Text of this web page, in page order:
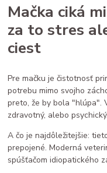
Saccharomyces cerevisiae
zdravé trávenie
ako čítať
krmivo pre psa
Mačka ciká
za to stres
ciest
Pre mačku je čistotnosť
potrebu mimo svojho
preto, že by bola "hlúpa".
zdravotný, alebo psychický.
A čo je najdôležitejšie:
prepojené. Moderná
spúšťačom idiopatického